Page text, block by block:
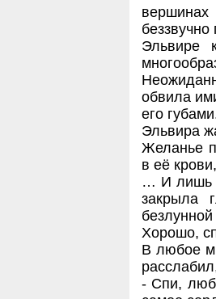
Эльвире
обвила
его
Эльвира
Желанье
в её
… И лишь
закрыла
Хорошо,
В любое
- Спи,